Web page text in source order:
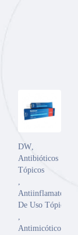
DW,
Antibióticos
Tópicos
,
Antiinflamatorios
De Uso Tópico
,
Antimicóticos